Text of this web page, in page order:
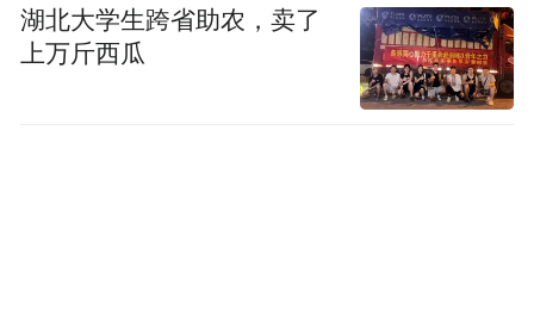
湖北大学生跨省助农，卖了
上万斤西瓜